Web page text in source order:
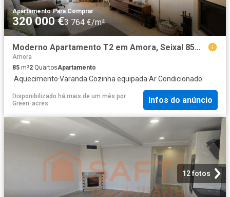
Apartamento·Para Comprar
320 000 €3 764 €/m²
Moderno Apartamento T2 em Amora, Seixal 85m² Amora
Amora
85 m²2 QuartosApartamento
·Aquecimento·Varanda·Cozinha equipada·Ar Condicionado
Disponibilizado há mais de um mês por
Green-acres
Infos do anúncio
12 fotos